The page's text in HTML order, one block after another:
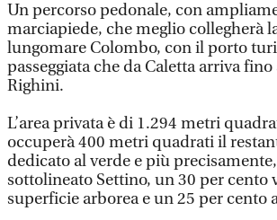
Un percorso pedonale, con
marciapiede, che meglio collegherà
lungomare Colombo, con il porto
passeggiata che da Caletta arriva
Righini.
L’area privata è di 1.294 metri
occuperà 400 metri quadrati il
dedicato al verde e più
sottolineato Settino, un 30 per cento
superficie arborea e un 25 per cento